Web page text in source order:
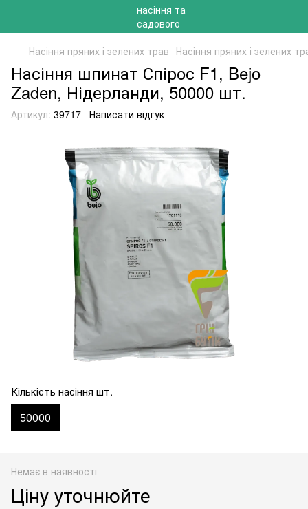
Насіння пряних і зелених трав Насіння пряних і зелених
Насіння шпинат Спірос F1, Bejo
Zaden, Нідерланди, 50000 шт.
Артикул: 39717 Написати відгук
Кількість насіння шт.
50000
Немає в наявності
Ціну уточнюйте